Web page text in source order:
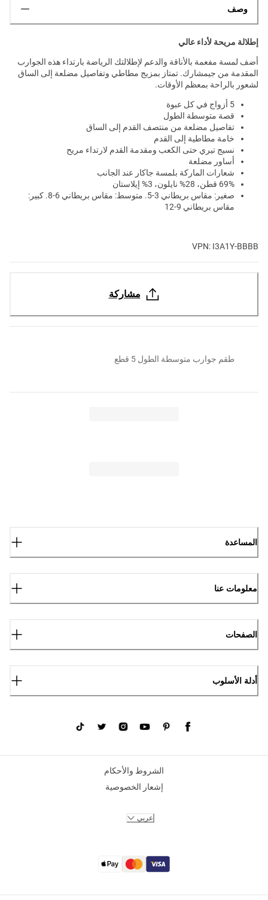
وصف
إطلالة مريحة لأداء عالي
أضف لمسة مفعمة بالأناقة والدعم لإطلالتك الرياضة بارتداء هذه الجوارب
المقدمة من جيمشارك. تمتاز بمزيج مطاطي وتفاصيل مضلعة إلى الساق
لشعور بالراحة بمعظم الأوقات.
5 أزواج في كل عبوة
قصة متوسطة الطول
تفاصيل مضلعة من منتصف القدم إلى الساق
خامة مطاطية إلى القدم
نسيج تيري حتى الكعب ومقدمة القدم لارتداء مريح
أساور مضلعة
شعارات الماركة بلمسة جاكار عند الجانب
69% قطن، 28% نايلون، 3% إيلاستان
صغير: مقاس بريطاني 3-5. متوسط: مقاس بريطاني 6-8. كبير:
مقاس بريطاني 9-12
VPN: I3A1Y-BBBB
مشاركة
طقم جوارب متوسطة الطول 5 قطع
المساعدة
معلومات عنا
الصفحات
أدلة الأسلوب
الشروط والأحكام
إشعار الخصوصية
عربي